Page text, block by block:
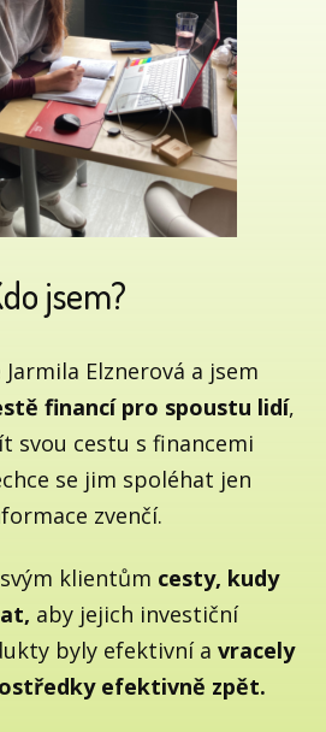
jsem?
Elznerová a jsem
financí pro spoustu lidí,
svou cestu s financemi
se jim spoléhat jen
zvenčí.
klientům cesty, kudy
aby jejich investiční
byly efektivní a vracely
efektivně zpět.